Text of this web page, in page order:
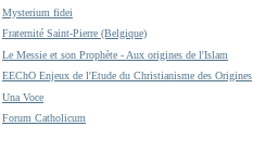
Mysterium fidei
Fraternité Saint-Pierre (Belgique)
Le Messie et son Prophète - Aux origines de l'Islam
EEChO Enjeux de l'Etude du Christianisme des Origines
Una Voce
Forum Catholicum